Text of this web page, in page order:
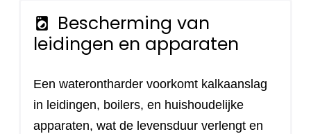
local_laundry_service
Bescherming van
leidingen en apparaten
Een waterontharder voorkomt kalkaanslag
in leidingen, boilers, en huishoudelijke
apparaten, wat de levensduur verlengt en